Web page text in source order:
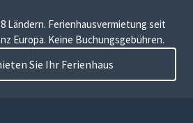
Ländern. Ferienhausvermietung seit
Europa. Keine Buchungsgebühren.
Sie Ihr Ferienhaus